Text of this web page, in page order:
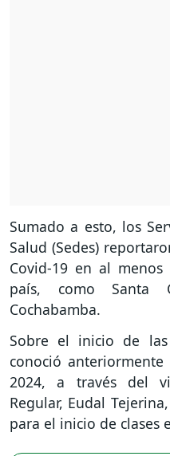
Sumado a esto, los
Salud (Sedes)
Covid-19 en al
país, como Santa
Cochabamba.
Sobre el inicio de las
conoció
2024, a través del
Regular, Eudal
para el inicio de clases